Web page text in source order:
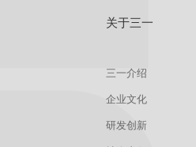
关于三一
三一介绍
企业文化
研发创新